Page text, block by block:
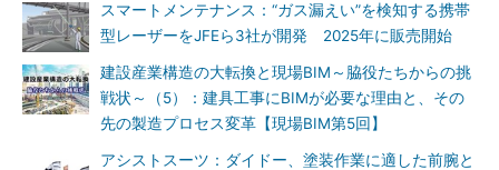
スマートメンテナンス：“ガス漏えい”を検知する携帯
型レーザーをJFEら3社が開発 2025年に販売開始
建設産業構造の大転換と現場BIM～脇役たちからの挑
戦状～（5）：建具工事にBIMが必要な理由と、その
先の製造プロセス変革【現場BIM第5回】
アシストスーツ：ダイドー、塗装作業に適した前腕と